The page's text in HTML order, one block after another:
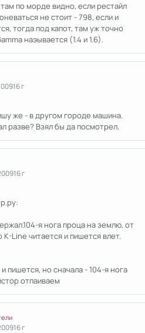
по морде видно, если рестайл
не стоит - 798, если и
тогда под капот, там уж точно
наэывается (1.4 и 1.6).
16 г
же - в другом городе машина.
разве? Взял бы да посмотрел.
16 г
я нога проца на землю, от
Line читается и пишется влет.
пишется, но сначала - 104-я нога
отпаиваем
16 г